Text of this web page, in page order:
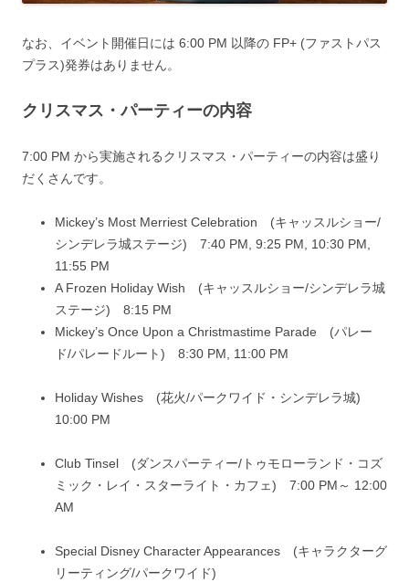
なお、イベント開催日には 6:00 PM 以降の FP+ (ファストパス
プラス)発券はありません。
クリスマス・パーティーの内容
7:00 PM から実施されるクリスマス・パーティーの内容は盛り
だくさんです。
Mickey’s Most Merriest Celebration (キャッスルショー/
シンデレラ城ステージ) 7:40 PM, 9:25 PM, 10:30 PM,
11:55 PM
A Frozen Holiday Wish (キャッスルショー/シンデレラ城
ステージ) 8:15 PM
Mickey’s Once Upon a Christmastime Parade (パレー
ド/パレードルート) 8:30 PM, 11:00 PM
Holiday Wishes (花火/パークワイド・シンデレラ城)
10:00 PM
Club Tinsel (ダンスパーティー/トゥモローランド・コズ
ミック・レイ・スターライト・カフェ) 7:00 PM～ 12:00
AM
Special Disney Character Appearances (キャラクターグ
リーティング/パークワイド)